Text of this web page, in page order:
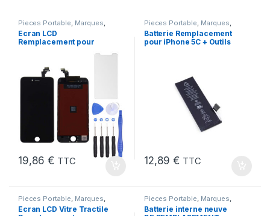
Pieces Portable Marques
Apple iPhone 6
Ecran LCD
Remplacement pour
19,86€ TTC
Pieces Portable Marques
Apple iPhone 5C Batteries et
chargeurs,Batteries Apple
Batterie Remplacement
pour iPhone 5C + Outils
12,89€ TTC
Pieces Portable Marques
Apple iPhone 7
Ecran LCD Vitre Tractile
Pieces Portable Marques
Apple iPhone 6s Batteries et
chargeurs,Batteries,Batteries
Batterie interne neuve